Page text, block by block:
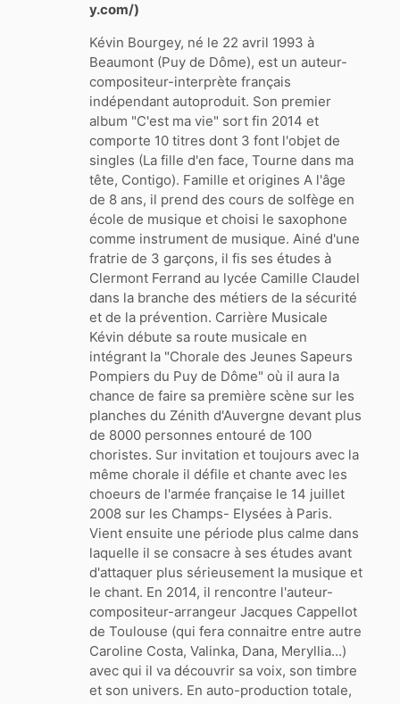
y.com/)
Kévin Bourgey, né le 22 avril 1993 à
Beaumont (Puy de Dôme), est un auteur-
compositeur-interprète français
indépendant autoproduit. Son premier
album "C'est ma vie" sort fin 2014 et
comporte 10 titres dont 3 font l'objet de
singles (La fille d'en face, Tourne dans ma
tête, Contigo). Famille et origines A l'âge
de 8 ans, il prend des cours de solfège en
école de musique et choisi le saxophone
comme instrument de musique. Ainé d'une
fratrie de 3 garçons, il fis ses études à
Clermont Ferrand au lycée Camille Claudel
dans la branche des métiers de la sécurité
et de la prévention. Carrière Musicale
Kévin débute sa route musicale en
intégrant la "Chorale des Jeunes Sapeurs
Pompiers du Puy de Dôme" où il aura la
chance de faire sa première scène sur les
planches du Zénith d'Auvergne devant plus
de 8000 personnes entouré de 100
choristes. Sur invitation et toujours avec la
même chorale il défile et chante avec les
choeurs de l'armée française le 14 juillet
2008 sur les Champs- Elysées à Paris.
Vient ensuite une période plus calme dans
laquelle il se consacre à ses études avant
d'attaquer plus sérieusement la musique et
le chant. En 2014, il rencontre l'auteur-
compositeur-arrangeur Jacques Cappellot
de Toulouse (qui fera connaitre entre autre
Caroline Costa, Valinka, Dana, Meryllia...)
avec qui il va découvrir sa voix, son timbre
et son univers. En auto-production totale,